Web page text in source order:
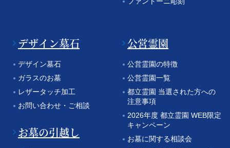
デザイン墓石
デザイン墓石
ガラスのお墓
レザータッチ加工
お問い合わせ・ご相談
お墓の引越し
公営霊園
公営霊園の特徴
公営霊園一覧
都立霊園 当選された方への
注意事項
2026年度 都立霊園 WEB限定
キャンペーン
お墓に関する相談会